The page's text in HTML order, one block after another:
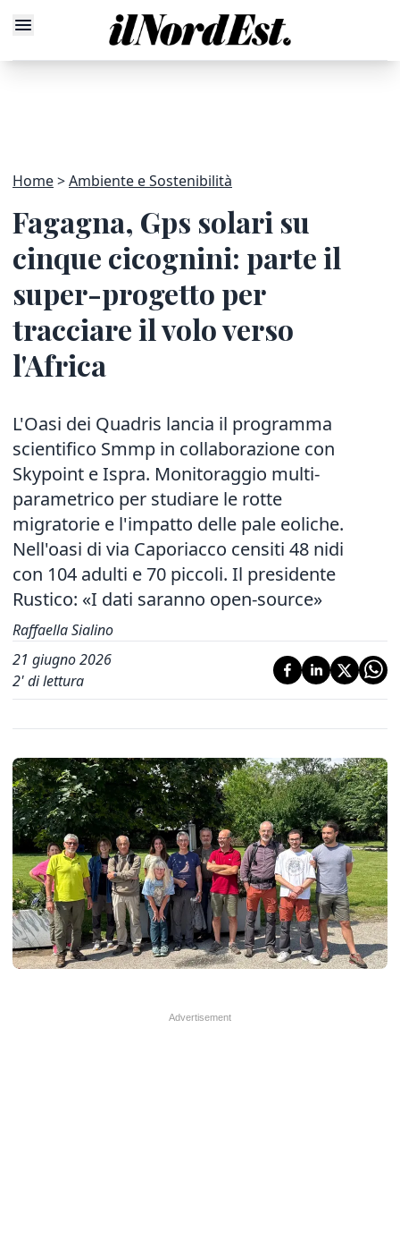
Home Ambiente e Sostenibilità
Fagagna, Gps solari su
cinque cicognini: parte il
super-progetto per
tracciare il volo verso
l'Africa
L'Oasi dei Quadris lancia il programma
scientifico Smmp in collaborazione con
Skypoint e Ispra. Monitoraggio multi-
parametrico per studiare le rotte
migratorie e l'impatto delle pale eoliche.
Nell'oasi di via Caporiacco censiti 48 nidi
con 104 adulti e 70 piccoli. Il presidente
Rustico: «I dati saranno open-source»
Raffaella Sialino
21 giugno 2026
2' di lettura